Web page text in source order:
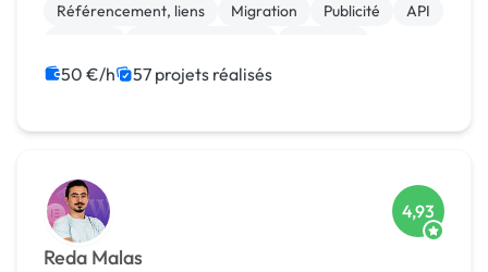
Référencement, liens
Migration Publicité
API
50 €/h 57 projets réalisés
Reda Malas
4,93